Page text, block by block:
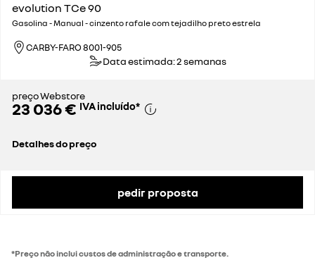
evolution TCe 90
Gasolina - Manual - cinzento rafale com tejadilho preto estrela
CARBY-FARO 8001-905
Data estimada: 2 semanas
preço Webstore
23 036 € IVA incluído*
Detalhes do preço
Taxa de IVA
23%
preço de catálogo com impostos
pedir proposta
*Preço não inclui custos de administração e transporte.